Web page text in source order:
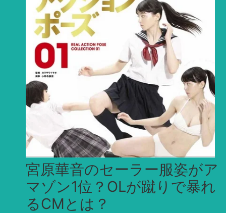
宮原華音のセーラー服姿がア
マゾン1位？OLが蹴りで暴れ
るCMとは？